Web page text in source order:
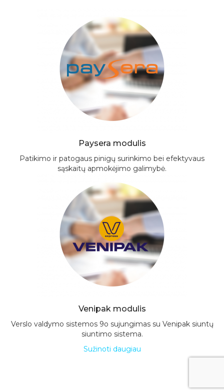
Paysera modulis
Patikimo ir patogaus pinigų surinkimo bei efektyvaus
sąskaitų apmokėjimo galimybė.
Venipak modulis
Verslo valdymo sistemos 9o sujungimas su Venipak siuntų
siuntimo sistema.
Sužinoti daugiau